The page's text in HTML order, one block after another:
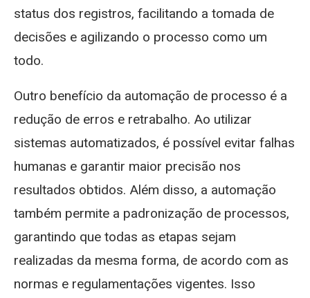
status dos registros, facilitando a tomada de
decisões e agilizando o processo como um
todo.
Outro benefício da automação de processo é a
redução de erros e retrabalho. Ao utilizar
sistemas automatizados, é possível evitar falhas
humanas e garantir maior precisão nos
resultados obtidos. Além disso, a automação
também permite a padronização de processos,
garantindo que todas as etapas sejam
realizadas da mesma forma, de acordo com as
normas e regulamentações vigentes. Isso